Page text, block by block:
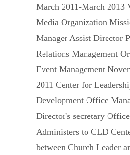
March 2011-March 2013
Media Organization
Manager Assist Director
Relations Management
Event Management
2011 Center for
Development Office
Director's secretary
Administers to CLD
between Church Leader